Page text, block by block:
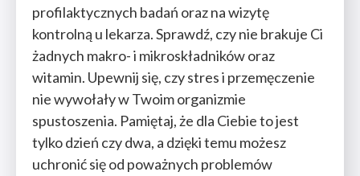
profilaktycznych badań oraz na wizytę
kontrolną u lekarza. Sprawdź, czy nie brakuje Ci
żadnych makro- i mikroskładników oraz
witamin. Upewnij się, czy stres i przemęczenie
nie wywołały w Twoim organizmie
spustoszenia. Pamiętaj, że dla Ciebie to jest
tylko dzień czy dwa, a dzięki temu możesz
uchronić się od poważnych problemów